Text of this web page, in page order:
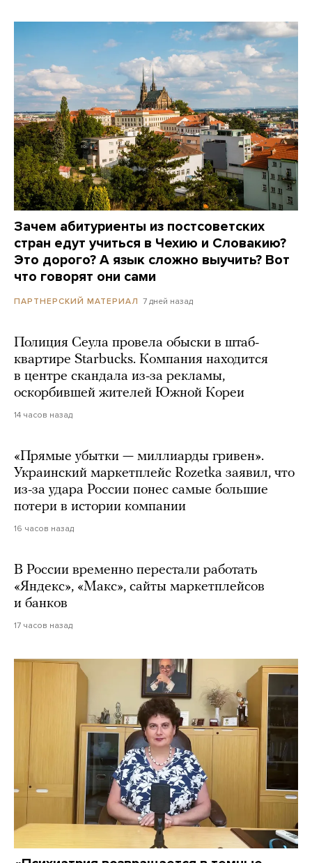
Зачем абитуриенты из постсоветских
стран едут учиться в Чехию и Словакию?
Это дорого? А язык сложно выучить? Вот
что говорят они сами
ПАРТНЕРСКИЙ МАТЕРИАЛ 7 дней назад
Полиция Сеула провела обыски в штаб-
квартире Starbucks. Компания находится
в центре скандала из-за рекламы,
оскорбившей жителей Южной Кореи
14 часов назад
«Прямые убытки — миллиарды гривен».
Украинский маркетплейс Rozetka заявил, что
из-за удара России понес самые большие
потери в истории компании
16 часов назад
В России временно перестали работать
«Яндекс», «Макс», сайты маркетплейсов
и банков
17 часов назад